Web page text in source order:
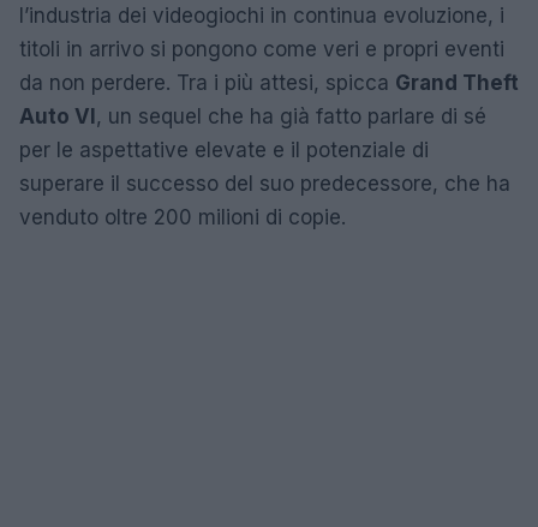
l’industria dei videogiochi in continua evoluzione, i
titoli in arrivo si pongono come veri e propri eventi
da non perdere. Tra i più attesi, spicca Grand Theft
Auto VI , un sequel che ha già fatto parlare di sé
per le aspettative elevate e il potenziale di
superare il successo del suo predecessore, che ha
venduto oltre 200 milioni di copie.